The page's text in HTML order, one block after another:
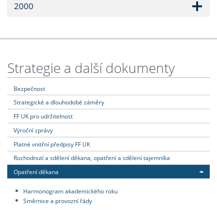
2000
Strategie a další dokumenty
Bezpečnost
Strategické a dlouhodobé záměry
FF UK pro udržitelnost
Výroční zprávy
Platné vnitřní předpisy FF UK
Rozhodnutí a sdělení děkana, opatření a sdělení tajemníka
Opatření děkana
Harmonogram akademického roku
Směrnice a provozní řády